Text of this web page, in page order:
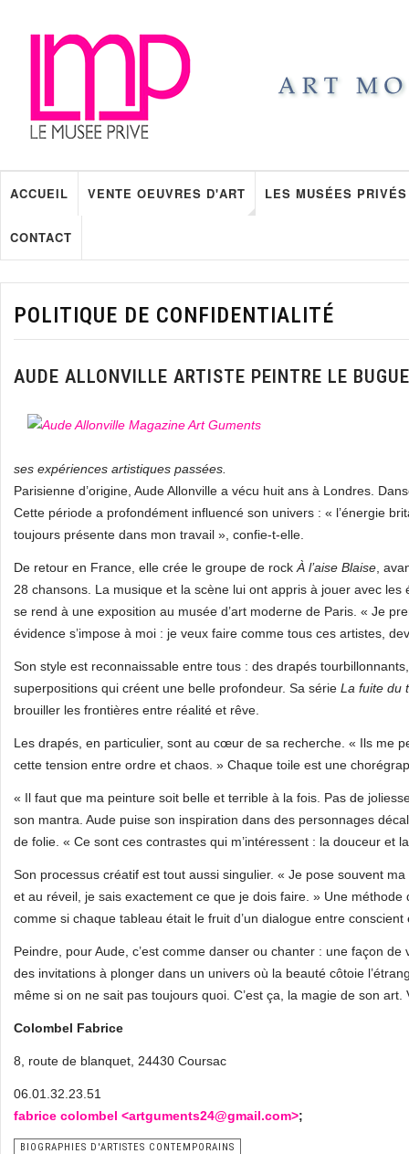
ACCUEIL VENTE OEUVRES D'ART LES MUSÉES PRIVÉS
CONTACT
POLITIQUE DE CONFIDENTIALITÉ
AUDE ALLONVILLE ARTISTE PEINTRE LE BUGUE
ses expériences artistiques passées.
Parisienne d’origine, Aude Allonville a vécu huit ans à Londres.
Cette période a profondément influencé son univers : « l’énergie
toujours présente dans mon travail », confie-t-elle.
De retour en France, elle crée le groupe de rock À l’aise Blaise ,
28 chansons. La musique et la scène lui ont appris à jouer avec
se rend à une exposition au musée d’art moderne de Paris. « Je
évidence s’impose à moi : je veux faire comme tous ces artistes,
Son style est reconnaissable entre tous : des drapés
superpositions qui créent une belle profondeur. Sa série La fuite du
brouiller les frontières entre réalité et rêve.
Les drapés, en particulier, sont au cœur de sa recherche. « Ils me
cette tension entre ordre et chaos. » Chaque toile est une
« Il faut que ma peinture soit belle et terrible à la fois. Pas de
son mantra. Aude puise son inspiration dans des personnages
de folie. « Ce sont ces contrastes qui m’intéressent : la douceur et
Son processus créatif est tout aussi singulier. « Je pose souvent
et au réveil, je sais exactement ce que je dois faire. » Une
comme si chaque tableau était le fruit d’un dialogue entre conscient
Peindre, pour Aude, c’est comme danser ou chanter : une façon
des invitations à plonger dans un univers où la beauté côtoie
même si on ne sait pas toujours quoi. C’est ça, la magie de son art.
Colombel Fabrice
8, route de blanquet, 24430 Coursac
06.01.32.23.51
fabrice colombel <artguments24@gmail.com>;
BIOGRAPHIES D'ARTISTES CONTEMPORAINS